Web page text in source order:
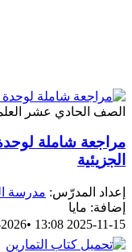
الصف الحادي عشر
مراجعة شاملة لوحدة
الجزيئية
إعداد المدرّس: مدرسة
إضافة: مايا
2025-11-15 13:08
•